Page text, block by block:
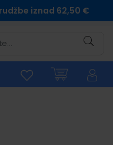
iznad 62,50 €